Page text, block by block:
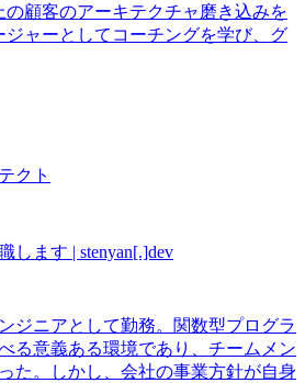
の顧客のアーキテクチャ磨き込みを
ャーとしてコーチングを学び、グ
クト
します | stenyan[.]dev
ジニアとして勤務。関数型プログラ
る意義ある環境であり、チームメン
た。しかし、会社の事業方針が自身